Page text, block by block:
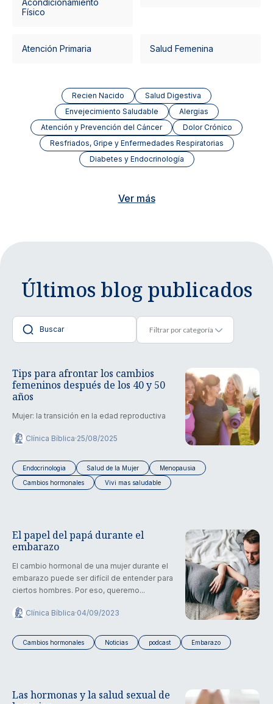
Físico
Atención Primaria Salud Femenina
Recien Nacido
Salud Digestiva
Envejecimiento Saludable
Alergias
Atención y Prevención del Cáncer
Dolor Crónico
Resfriados, Gripe y Enfermedades Respiratorias
Diabetes y Endocrinología
Ver más
Últimos blog publicados
Tips para afrontar los cambios
femeninos después de los 40 y 50
años
Mujer: la transición en la edad reproductiva
Clínica Bíblica·25/08/2025
Endocrinologia Salud de la Mujer
Menopausia
Cambios hormonales
Vivi mas saludable
El papel del papá durante el
embarazo
El cambio hormonal de una mujer durante el
embarazo puede ser difícil de entender para
ciertos hombres. Por eso, queremo...
Clínica Bíblica·04/09/2023
Cambios hormonales Noticias podcast Embarazo
Las hormonas y la salud sexual de